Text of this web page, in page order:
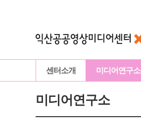
센터소개 미디어연구소
미디어연구소